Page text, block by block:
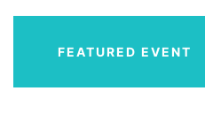
FEATURED EVENT